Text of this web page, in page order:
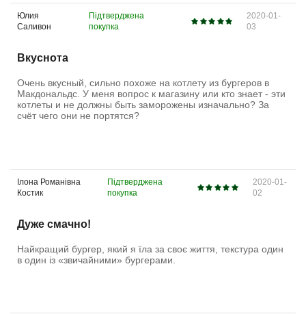
Юлия
Саливон
Підтверджена
покупка
2020-01-
03
Вкуснота
Очень вкусный, сильно похоже на котлету из бургеров в
Макдональдс. У меня вопрос к магазину или кто знает - эти
котлеты и не должны быть заморожены изначально? За
счёт чего они не портятся?
Ілона Романівна
Костик
Підтверджена
покупка
2020-01-
02
Дуже смачно!
Найкращий бургер, який я їла за своє життя, текстура один
в один із «звичайними» бургерами.